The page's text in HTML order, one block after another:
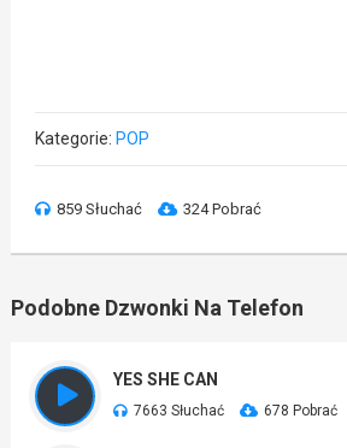
Kategorie: POP
859 Słuchać 324 Pobrać
Podobne Dzwonki Na Telefon
YES SHE CAN
7663 Słuchać 678 Pobrać